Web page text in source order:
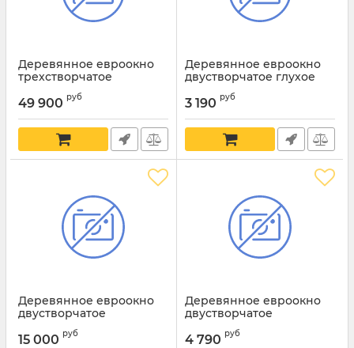
Деревянное евроокно
трехстворчатое
поворотное
49 900 руб
Деревянное евроокно
двустворчатое глухое
3 190 руб
Деревянное евроокно
двустворчатое
поворотное-откидное
15 000 руб
Деревянное евроокно
двустворчатое
поворотное
4 790 руб